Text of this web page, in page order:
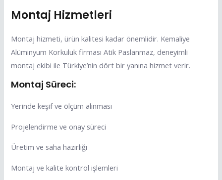
Montaj Hizmetleri
Montaj hizmeti, ürün kalitesi kadar önemlidir. Kemaliye
Alüminyum Korkuluk firması Atik Paslanmaz, deneyimli
montaj ekibi ile Türkiye’nin dört bir yanına hizmet verir.
Montaj Süreci:
Yerinde keşif ve ölçüm alınması
Projelendirme ve onay süreci
Üretim ve saha hazırlığı
Montaj ve kalite kontrol işlemleri